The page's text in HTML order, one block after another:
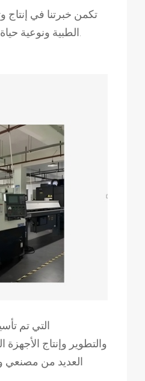
تكمن خبرتنا في إنتاج
والتطوير وإنتاج
العديد من مصنعي